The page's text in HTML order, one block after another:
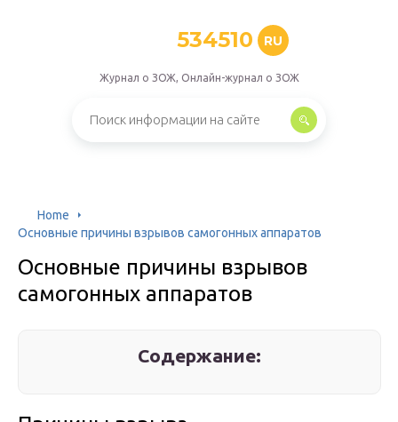
534510 RU
Журнал о ЗОЖ, Онлайн-журнал о ЗОЖ
Home
Основные причины взрывов самогонных аппаратов
Основные причины взрывов
самогонных аппаратов
Содержание: